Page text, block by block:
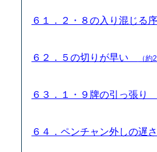
６１．２・８の入り混じる
６２．５の切りが早い （約
６３．１・９牌の引っ張り
６４．ペンチャン外しの遅